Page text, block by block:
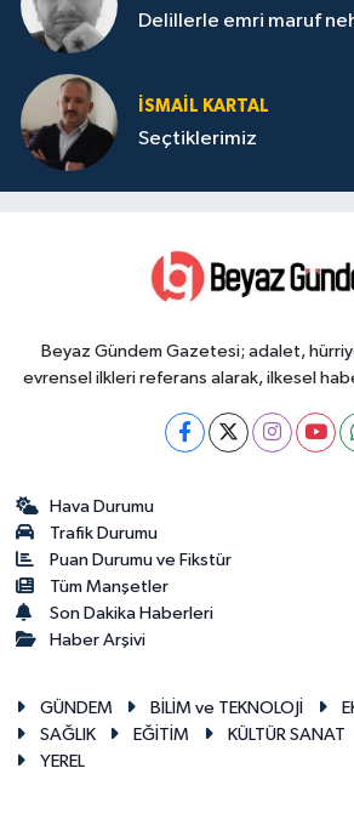
Delillerle emri maruf
İSMAIL KARTAL
Seçtiklerimiz
Beyaz Gündem Gazetesi; adalet,
evrensel ilkleri referans alarak, ilkesel
Hava Durumu
Trafik Durumu
Puan Durumu ve Fikstür
Tüm Manşetler
Son Dakika Haberleri
Haber Arşivi
GÜNDEM BİLİM ve TEKNOLOJİ
SAĞLIK
EĞİTİM KÜLTÜR SANAT
YEREL